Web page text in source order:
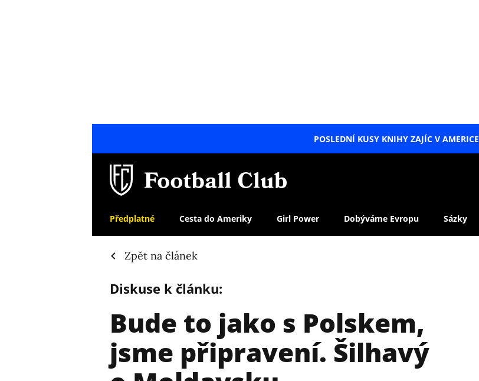
POSLEDNÍ KUSY KNIHY ZAJÍC V AMERICE
Předplatné Cesta do Ameriky Girl Power Dobýváme Evropu Sázky
Zpět na článek
Diskuse k článku:
Bude to jako s Polskem,
jsme připravení. Šilhavý